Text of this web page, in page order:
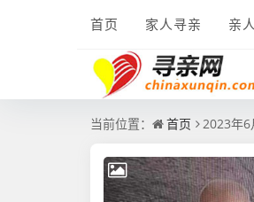
首页 家人寻亲 亲
当前位置： 首页 2023年6